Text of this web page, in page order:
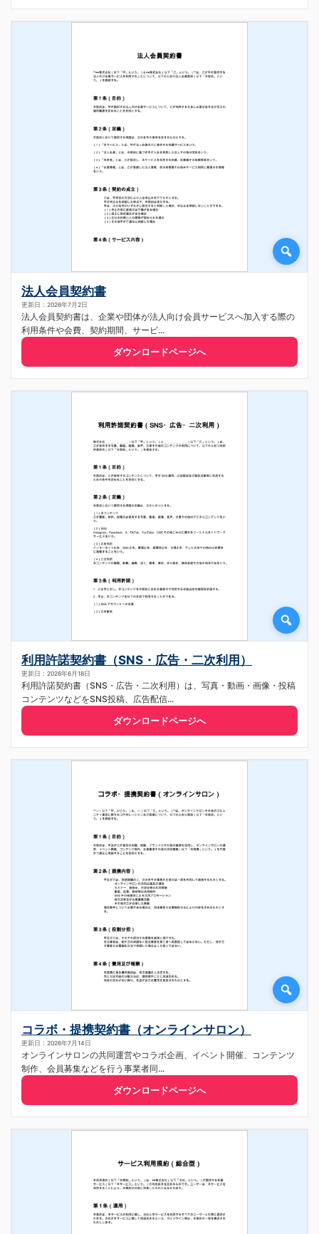
法人会員契約書
更新日：2026年7月2日
法人会員契約書は、企業や団体が法人向け会員サービスへ加入する際の
利用条件や会費、契約期間、サービ...
ダウンロードページへ
利用許諾契約書（SNS・広告・二次利用）
更新日：2026年6月18日
利用許諾契約書（SNS・広告・二次利用）は、写真・動画・画像・投稿
コンテンツなどをSNS投稿、広告配信...
ダウンロードページへ
コラボ・提携契約書（オンラインサロン）
更新日：2026年7月14日
オンラインサロンの共同運営やコラボ企画、イベント開催、コンテンツ
制作、会員募集などを行う事業者同...
ダウンロードページへ